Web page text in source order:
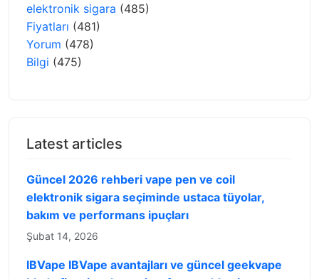
elektronik sigara (485)
Fiyatları (481)
Yorum (478)
Bilgi (475)
Latest articles
Güncel 2026 rehberi vape pen ve coil
elektronik sigara seçiminde ustaca tüyolar,
bakım ve performans ipuçları
Şubat 14, 2026
IBVape IBVape avantajları ve güncel geekvape